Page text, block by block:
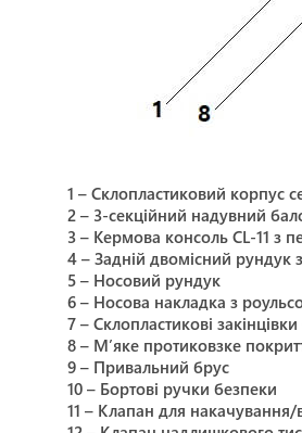
1 – Склопластиковий корпус
2 – 3-секційний надувний
3 – Кермова консоль CL-11 з
4 – Задній двомісний рундук
5 – Носовий рундук
6 – Носова накладка з
7 – Склопластикові
8 – М’яке протиковзке
9 – Привальний брус
10 – Бортові ручки безпеки
11 – Клапан для накачування/